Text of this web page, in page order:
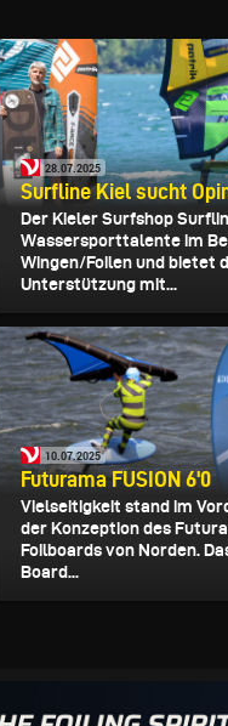
28.07.2025
Surfline Kiel sucht
Der Kieler Surfshop
Wassersporttalente im
Wingen/Foilen und bietet
Unterstützung mit...
10.07.2025
Futurama FUSION 6'0
Vielseitigkeit stand im
der Konzeption des
Foilboards von Norden.
Board...